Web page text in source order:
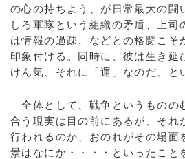
の心の持ちよう、が日常最大の闘
しろ軍隊という組織の矛盾、上司
は情報の過疎、などとの格闘こそ
印象付ける。同時に、彼は生き延
けん気、それに「運」なのだ、と
全体として、戦争というものの
合う現実は目の前にあるが、それ
行われるのか、おのれがその場面
景はなにか・・・・といったこと